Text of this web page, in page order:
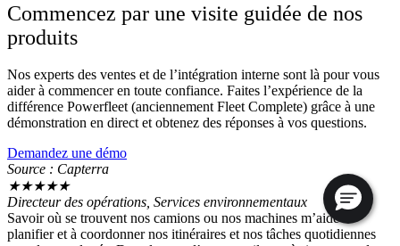
Commencez par une visite guidée de nos
produits
Nos experts des ventes et de l’intégration interne sont là pour vous
aider à commencer en toute confiance. Faites l’expérience de la
différence Powerfleet (anciennement Fleet Complete) grâce à une
démonstration en direct et obtenez des réponses à vos questions.
Demandez une démo
Source : Capterra
★★★★★
Directeur des opérations, Services environnementaux
Savoir où se trouvent nos camions ou nos machines m’aide à
planifier et à coordonner nos itinéraires et nos tâches quotidiennes